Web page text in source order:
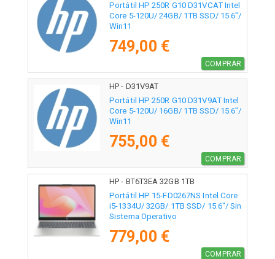
Portátil HP 250R G10 D31VCAT Intel
Core 5-120U/ 24GB/ 1TB SSD/ 15.6"/
Win11
749,00 €
COMPRAR
HP - D31V9AT
Portátil HP 250R G10 D31V9AT Intel
Core 5-120U/ 16GB/ 1TB SSD/ 15.6"/
Win11
755,00 €
COMPRAR
HP - BT6T3EA 32GB 1TB
Portátil HP 15-FD0267NS Intel Core
i5-1334U/ 32GB/ 1TB SSD/ 15.6"/ Sin
Sistema Operativo
779,00 €
COMPRAR